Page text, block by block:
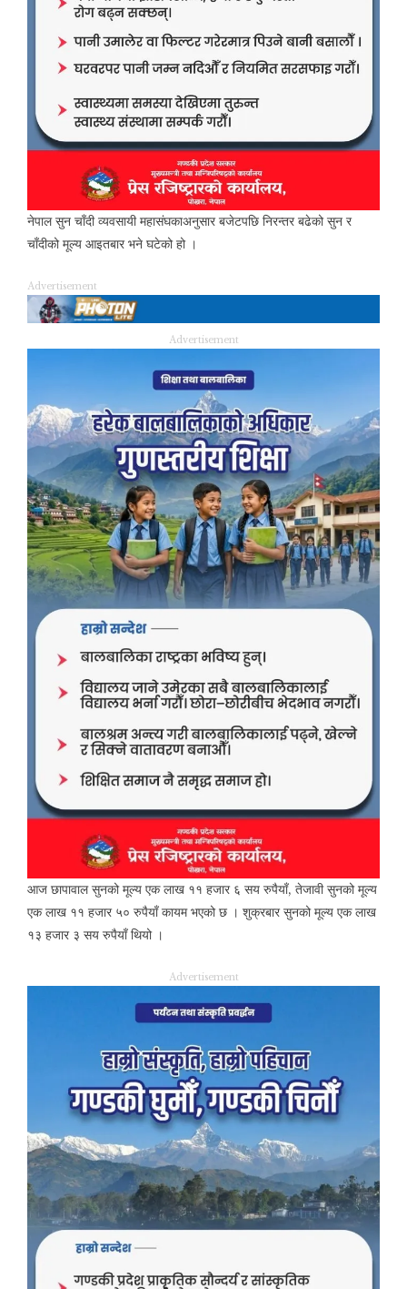
नेपाल सुन चाँदी व्यवसायी महासंघकाअनुसार बजेटपछि निरन्तर बढेको सुन र
चाँदीको मूल्य आइतबार भने घटेको हो ।
Advertisement
Advertisement
आज छापावाल सुनको मूल्य एक लाख ११ हजार ६ सय रुपैयाँ, तेजावी सुनको मूल्य
एक लाख ११ हजार ५० रुपैयाँ कायम भएको छ । शुक्रबार सुनको मूल्य एक लाख
१३ हजार ३ सय रुपैयाँ थियो ।
Advertisement